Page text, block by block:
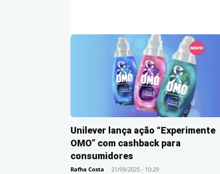
Unilever lança ação “Experimente
OMO” com cashback para
consumidores
Rafha Costa - 21/09/2025 - 10:29